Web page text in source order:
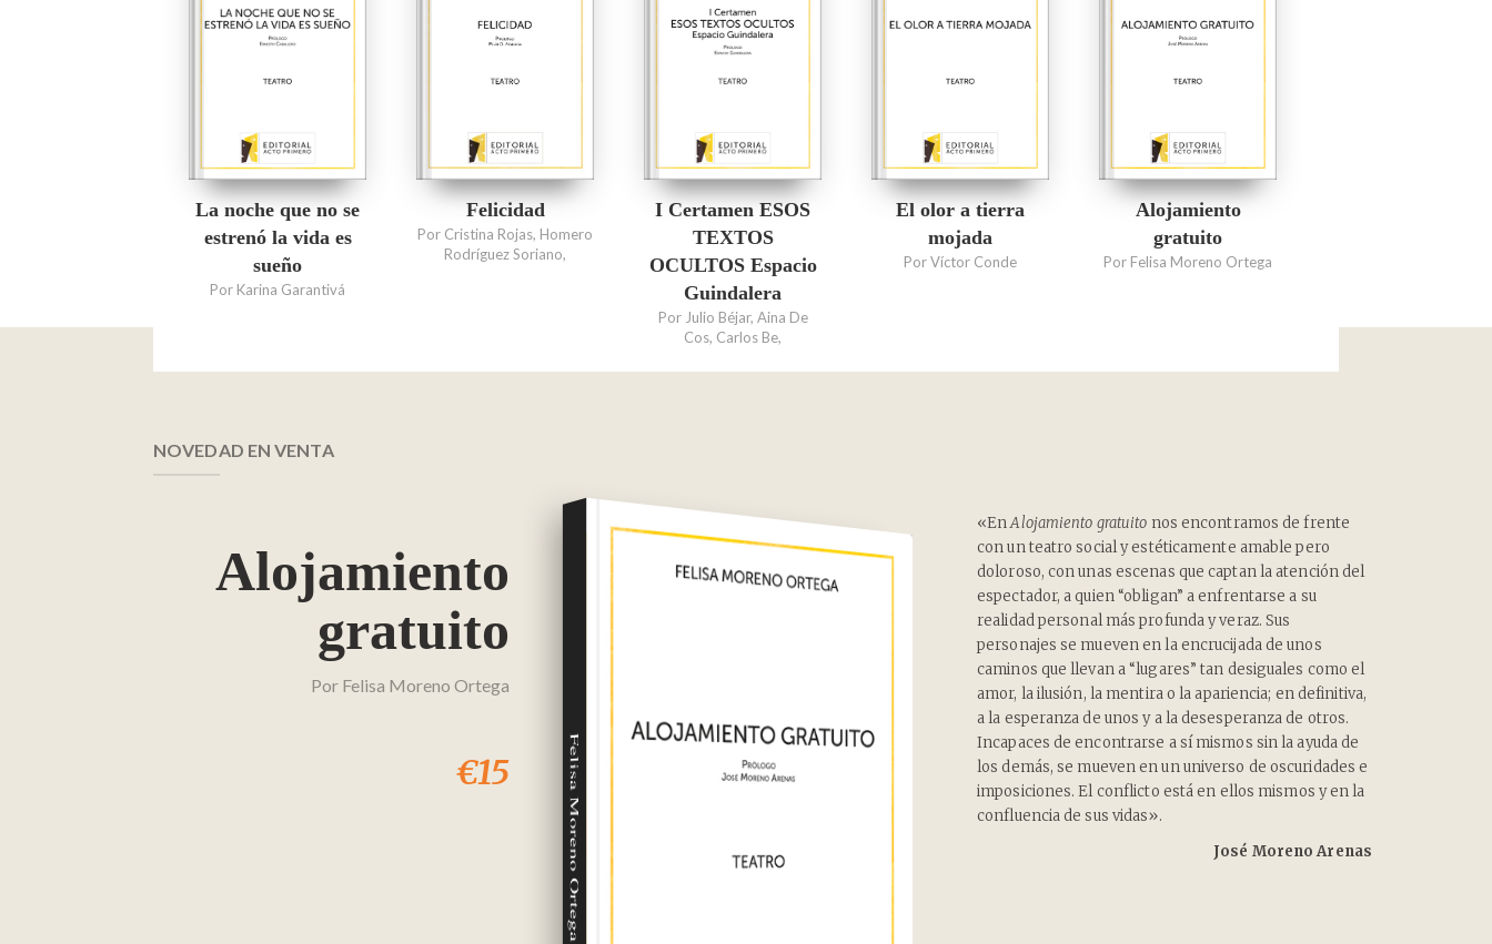
La noche que no se
estrenó la vida es
sueño
Por Karina Garantivá
Felicidad
Por Cristina Rojas, Homero
Rodríguez Soriano,
I Certamen ESOS
TEXTOS
OCULTOS Espacio
Guindalera
Por Julio Béjar, Aina De
Cos, Carlos Be,
El olor a tierra
mojada
Por Víctor Conde
Alojamiento
gratuito
Por Felisa Moreno Ortega
NOVEDAD EN VENTA
Alojamiento
gratuito
Por Felisa Moreno Ortega
€15 Felisa Moreno Ortega
«EnAlojamiento gratuito nos encontramos de frente
con un teatro social y estéticamente amable pero
doloroso, con unas escenas que captan la atención del
espectador, a quien “obligan” a enfrentarse a su
realidad personal más profunda y veraz. Sus
personajes se mueven en la encrucijada de unos
caminos que llevan a “lugares” tan desiguales como el
amor, la ilusión, la mentira o la apariencia; en definitiva,
a la esperanza de unos y a la desesperanza de otros.
Incapaces de encontrarse a sí mismos sin la ayuda de
los demás, se mueven en un universo de oscuridades e
imposiciones. El conflicto está en ellos mismos y en la
confluencia de sus vidas».
José Moreno Arenas